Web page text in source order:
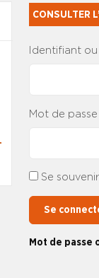
CONSULTER
Identifiant ou
Mot de passe
Se
Se
Mot de passe